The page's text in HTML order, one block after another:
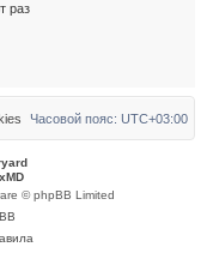
раз
Часовой пояс: UTC+03:00
© phpBB Limited